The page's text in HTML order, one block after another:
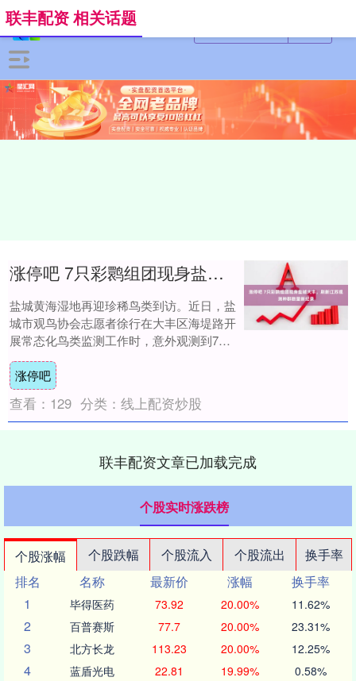
联丰配资 相关话题
涨停吧 7只彩鹮组团现身盐城大丰，刷新江苏观测种群数量新纪录
盐城黄海湿地再迎珍稀鸟类到访。近日，盐
城市观鸟协会志愿者徐行在大丰区海堤路开
展常态化鸟类监测工作时，意外观测到7只
国家一级保护动物彩鹮结伴活动，种群数量
创下江苏....
涨停吧
查看： 129 分类： 线上配资炒股
联丰配资文章已加载完成
个股实时涨跌榜
个股涨幅 个股跌幅 个股流入 个股流出
换手率
排名
名称 最新价 涨幅
换手率
1
毕得医药 73.92 20.00% 11.62%
2 百普赛斯 77.7 20.00% 23.31%
3 北方长龙 113.23 20.00% 12.25%
4 蓝盾光电 22.81 19.99% 0.58%